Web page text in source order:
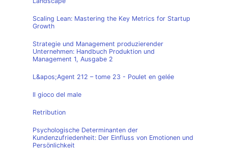
Scaling Lean: Mastering the Key Metrics for Startup
Growth
Strategie und Management produzierender
Unternehmen: Handbuch Produktion und
Management 1, Ausgabe 2
L&apos;Agent 212 – tome 23 - Poulet en gelée
Il gioco del male
Retribution
Psychologische Determinanten der
Kundenzufriedenheit: Der Einfluss von Emotionen und
Persönlichkeit